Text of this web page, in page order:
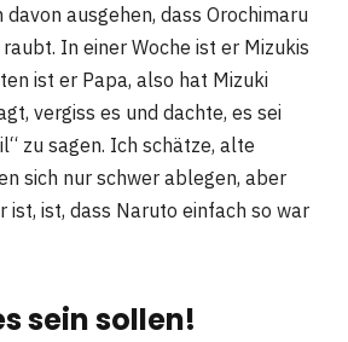
ausgehen, dass Orochimaru
In einer Woche ist er Mizukis
ist er Papa, also hat Mizuki
vergiss es und dachte, es sei
zu sagen. Ich schätze, alte
sich nur schwer ablegen, aber
ist, ist, dass Naruto einfach so war
sein sollen!